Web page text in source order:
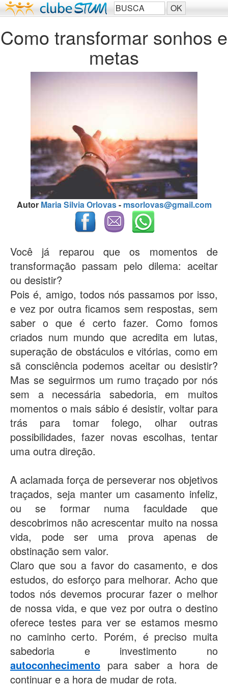
Como transformar sonhos e
metas
Autor Maria Silvia Orlovas- msorlovas@gmail.com
Você já reparou que os momentos de
transformação passam pelo dilema: aceitar
ou desistir?
Pois é, amigo, todos nós passamos por isso,
e vez por outra ficamos sem respostas, sem
saber o que é certo fazer. Como fomos
criados num mundo que acredita em lutas,
superação de obstáculos e vitórias, como em
sã consciência podemos aceitar ou desistir?
Mas se seguirmos um rumo traçado por nós
sem a necessária sabedoria, em muitos
momentos o mais sábio é desistir, voltar para
trás para tomar folego, olhar outras
possibilidades, fazer novas escolhas, tentar
uma outra direção.
A aclamada força de perseverar nos objetivos
traçados, seja manter um casamento infeliz,
ou se formar numa faculdade que
descobrimos não acrescentar muito na nossa
vida, pode ser uma prova apenas de
obstinação sem valor.
Claro que sou a favor do casamento, e dos
estudos, do esforço para melhorar. Acho que
todos nós devemos procurar fazer o melhor
de nossa vida, e que vez por outra o destino
oferece testes para ver se estamos mesmo
no caminho certo. Porém, é preciso muita
sabedoria e investimento no
autoconhecimento para saber a hora de
continuar e a hora de mudar de rota.